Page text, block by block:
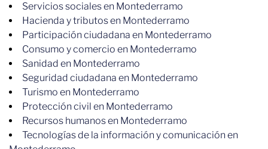
Servicios sociales en Montederramo
Hacienda y tributos en Montederramo
Participación ciudadana en Montederramo
Consumo y comercio en Montederramo
Sanidad en Montederramo
Seguridad ciudadana en Montederramo
Turismo en Montederramo
Protección civil en Montederramo
Recursos humanos en Montederramo
Tecnologías de la información y comunicación en